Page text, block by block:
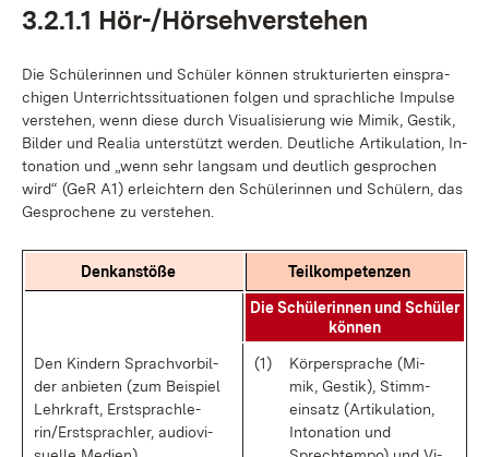
3.2.1.1 Hör-/Hör­seh­ver­ste­hen
Die Schü­le­rin­nen und Schü­ler kön­nen struk­tu­rier­ten ein­spra­
chi­gen Un­ter­richts­si­tua­tio­nen fol­gen und sprach­li­che Im­pul­se
ver­ste­hen, wenn die­se durch Vi­sua­li­sie­rung wie Mi­mik, Ges­tik,
Bil­der und Rea­lia un­ter­stützt wer­den. Deut­li­che Ar­ti­ku­la­ti­on, In­
to­na­ti­on und „wenn sehr lang­sam und deut­lich ge­spro­chen
wird“ (GeR A1) er­leich­tern den Schü­le­rin­nen und Schü­lern, das
Ge­spro­che­ne zu ver­ste­hen.
Denk­an­stö­ße Teil­kom­pe­ten­zen
Die Schü­le­rin­nen und Schü­ler
kön­nen
Den Kin­dern Sprach­vor­bil­
der an­bie­ten (zum Bei­spiel
Lehr­kraft, Erst­sprach­le­
rin/Erst­sprach­ler, au­dio­vi­
(1)
Kör­per­spra­che (Mi­
mik, Ges­tik), Stimm­
ein­satz (Ar­ti­ku­la­ti­on,
In­to­na­ti­on und